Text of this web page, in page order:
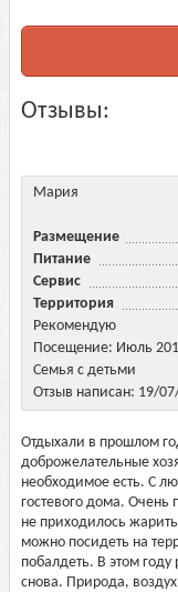
Отзывы:
Мария
Размещение
Питание
Сервис
Территория
Рекомендую
Посещение: Июль
Семья с детьми
Отзыв написан: 19/
Отдыхали в прошлом
доброжелательные
необходимое есть. С
гостевого дома. Очень
не приходилось
можно посидеть на
побалдеть. В этом
снова. Природа,